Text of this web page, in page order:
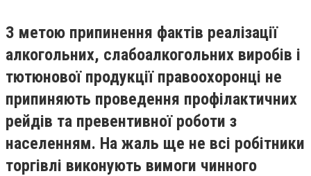
З метою припинення фактів реалізації
алкогольних, слабоалкогольних виробів і
тютюнової продукції правоохоронці не
припиняють проведення профілактичних
рейдів та превентивної роботи з
населенням. На жаль ще не всі робітники
торгівлі виконують вимоги чинного